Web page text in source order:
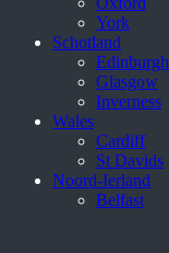
York
Schotland
Edinburgh
Glasgow
Inverness
Wales
Cardiff
St Davids
Noord-Ierland
Belfast